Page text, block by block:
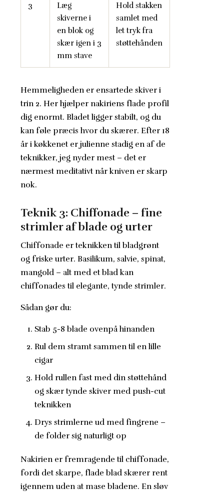
3
Læg
skiverne i
en blok og
skær igen i 3
mm stave
Hold stakken
samlet med
let tryk fra
støttehånden
Hemmeligheden er ensartede skiver i
trin 2. Her hjælper nakiriens flade profil
dig enormt. Bladet ligger stabilt, og du
kan føle præcis hvor du skærer. Efter 18
år i køkkenet er julienne stadig en af de
teknikker, jeg nyder mest – det er
nærmest meditativt når kniven er skarp
nok.
Teknik 3: Chiffonade – fine
strimler af blade og urter
Chiffonade er teknikken til bladgrønt
og friske urter. Basilikum, salvie, spinat,
mangold – alt med et blad kan
chiffonades til elegante, tynde strimler.
Sådan gør du:
Stab 5-8 blade ovenpå hinanden
Rul dem stramt sammen til en lille
cigar
Hold rullen fast med din støttehånd
og skær tynde skiver med push-cut
teknikken
Drys strimlerne ud med fingrene –
de folder sig naturligt op
Nakirien er fremragende til chiffonade,
fordi det skarpe, flade blad skærer rent
igennem uden at mase bladene. En sløv